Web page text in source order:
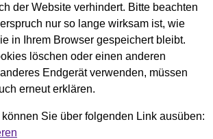
der Website verhindert. Bitte beachten
nur so lange wirksam ist, wie
in Ihrem Browser gespeichert bleibt.
löschen oder einen anderen
Endgerät verwenden, müssen
erneut erklären.
Sie über folgenden Link ausüben: